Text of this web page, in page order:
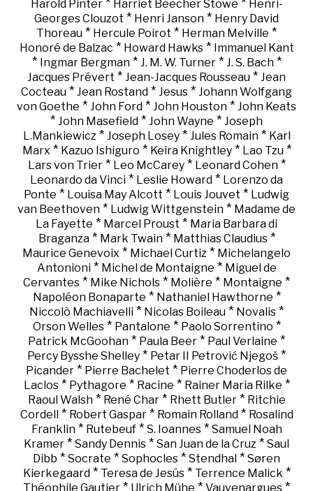
Harold Pinter* Harriet Beecher Stowe * Henri-
Georges Clouzot * Henri Janson * Henry David
Thoreau * Hercule Poirot * Herman Melville *
Honoré de Balzac * Howard Hawks* Immanuel Kant
* Ingmar Bergman* J. M. W. Turner* J. S. Bach*
Jacques Prévert * Jean-Jacques Rousseau * Jean
Cocteau * Jean Rostand * Jesus * Johann Wolfgang
von Goethe * John Ford * John Houston * John Keats
* John Masefield * John Wayne * Joseph
L.Mankiewicz* Joseph Losey* Jules Romain* Karl
Marx * Kazuo Ishiguro * Keira Knightley* Lao Tzu*
Lars von Trier* Leo McCarey* Leonard Cohen*
Leonardo da Vinci * Leslie Howard * Lorenzo da
Ponte * Louisa May Alcott * Louis Jouvet * Ludwig
van Beethoven * Ludwig Wittgenstein * Madame de
La Fayette * Marcel Proust * Maria Barbara di
Braganza* Mark Twain* Matthias Claudius*
Maurice Genevoix * Michael Curtiz * Michelangelo
Antonioni* Michel de Montaigne * Miguel de
Cervantes * Mike Nichols * Molière * Montaigne *
Napoléon Bonaparte * Nathaniel Hawthorne *
Niccolò Machiavelli * Nicolas Boileau * Novalis *
Orson Welles* Pantalone * Paolo Sorrentino *
Patrick McGoohan * Paula Beer * Paul Verlaine *
Percy Bysshe Shelley * Petar II Petrović Njegoš *
Picander * Pierre Bachelet * Pierre Choderlos de
Laclos* Pythagore * Racine * Rainer Maria Rilke *
Raoul Walsh* René Char* Rhett Butler* Ritchie
Cordell * Robert Gaspar* Romain Rolland* Rosalind
Franklin* Rutebeuf* S. Ioannes* Samuel Noah
Kramer * Sandy Dennis * San Juan de la Cruz * Saul
Dibb * Socrate * Sophocles * Stendhal * Søren
Kierkegaard* Teresa de Jesús* Terrence Malick *
Théophile Gautier * Ulrich Mühe * Vauvenargues *